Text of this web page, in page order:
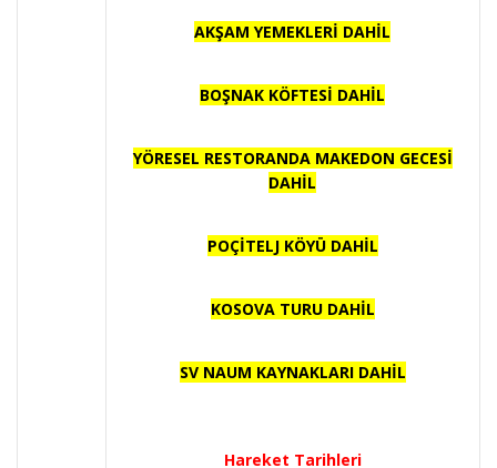
AKŞAM YEMEKLERİ DAHİL
BOŞNAK KÖFTESİ DAHİL
YÖRESEL RESTORANDA MAKEDON GECESİ
DAHİL
POÇİTELJ KÖYÜ DAHİL
KOSOVA TURU DAHİL
SV NAUM KAYNAKLARI DAHİL
Hareket Tarihleri